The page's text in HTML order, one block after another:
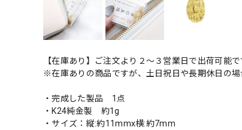
【在庫あり】ご注文より２〜３営業日で出荷可能で
※在庫ありの商品ですが、土日祝日や長期休日の場
・完成した製品 1点
・K24純金製 約1g
・サイズ：縦:約11mmx横:約7mm